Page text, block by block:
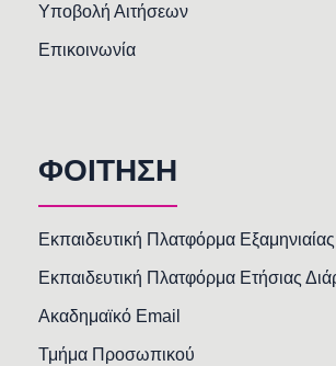
Υποβολή Αιτήσεων
Επικοινωνία
ΦΟΙΤΗΣΗ
Εκπαιδευτική Πλατφόρμα
Εκπαιδευτική Πλατφόρμα Ετήσιας
Ακαδημαϊκό Email
Τμήμα Προσωπικού